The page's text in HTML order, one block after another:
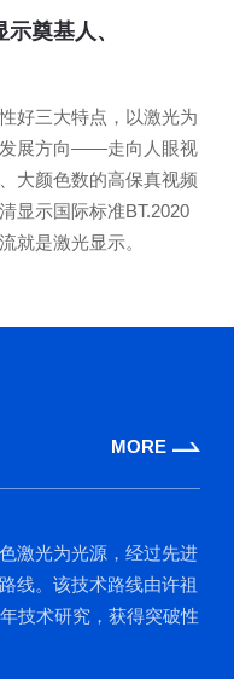
奠基人、
好三大特点，以激光为
发展方向——走向人眼视
大颜色数的高保真视频
显示国际标准BT.2020
就是激光显示。
MORE
激光为光源，经过先进
线。该技术路线由许祖
技术研究，获得突破性